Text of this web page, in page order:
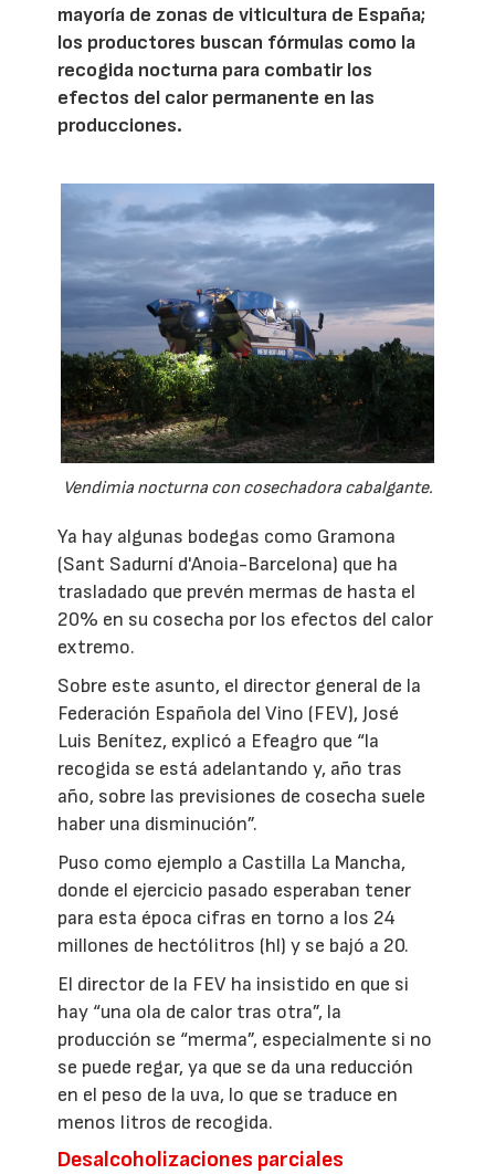
mayoría de zonas de viticultura de España;
los productores buscan fórmulas como la
recogida nocturna para combatir los
efectos del calor permanente en las
producciones.
Vendimia nocturna con cosechadora cabalgante.
Ya hay algunas bodegas como Gramona
(Sant Sadurní d'Anoia-Barcelona) que ha
trasladado que prevén mermas de hasta el
20% en su cosecha por los efectos del calor
extremo.
Sobre este asunto, el director general de la
Federación Española del Vino (FEV), José
Luis Benítez, explicó a Efeagro que “la
recogida se está adelantando y, año tras
año, sobre las previsiones de cosecha suele
haber una disminución”.
Puso como ejemplo a Castilla La Mancha,
donde el ejercicio pasado esperaban tener
para esta época cifras en torno a los 24
millones de hectólitros (hl) y se bajó a 20.
El director de la FEV ha insistido en que si
hay “una ola de calor tras otra”, la
producción se “merma”, especialmente si no
se puede regar, ya que se da una reducción
en el peso de la uva, lo que se traduce en
menos litros de recogida.
Desalcoholizaciones parciales